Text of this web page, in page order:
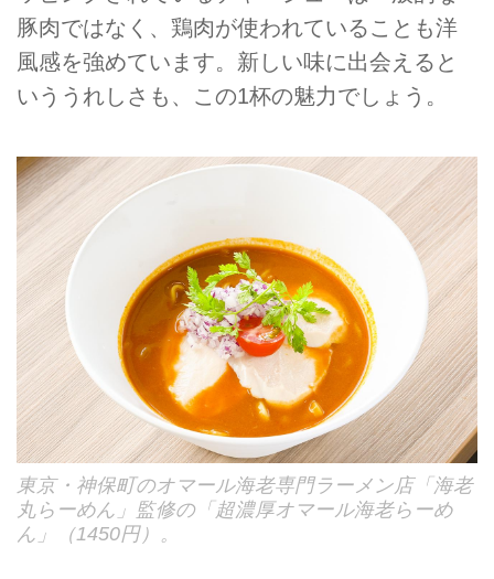
豚肉ではなく、鶏肉が使われていることも洋
風感を強めています。新しい味に出会えると
いううれしさも、この1杯の魅力でしょう。
東京・神保町のオマール海老専門ラーメン店「海老
丸らーめん」監修の「超濃厚オマール海老らーめ
ん」（1450円）。